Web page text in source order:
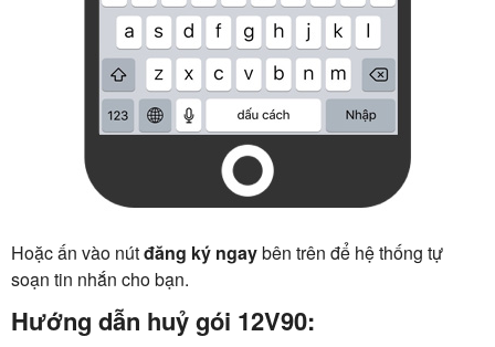
Hoặc ấn vào nútđăng ký ngaybên trên để hệ thống tự
soạn tin nhắn cho bạn.
Hướng dẫn huỷ gói 12V90: